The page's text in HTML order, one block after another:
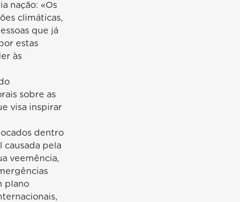
nação: «Os
climáticas,
que já
estas
às
sobre as
visa inspirar
dentro
causada pela
veemência,
plano